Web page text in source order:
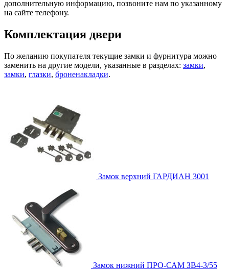
дополнительную информацию, позвоните нам по указанному
на сайте телефону.
Комплектация двери
По желанию покупателя текущие замки и фурнитура можно
заменить на другие модели, указанные в разделах: замки,
замки, глазки, броненакладки.
Замок верхний ГАРДИАН 3001
Замок нижний ПРО-САМ ЗВ4-3/55